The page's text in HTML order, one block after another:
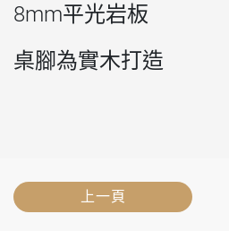
8mm平光岩板
桌腳為實木打造
上一頁